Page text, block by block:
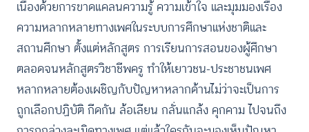
เนื่องด้วยการขาดแคลนความรู้ ความเข้าใจ และมุมมองเรื่อง
ความหลากหลายทางเพศในระบบการศึกษาแห่งชาติและ
สถานศึกษา ตั้งแต่หลักสูตร การเรียนการสอนของผู้ศึกษา
ตลอดจนหลักสูตรวิชาชีพครู ทำให้เยาวชน-ประชาชนเพศ
หลากหลายต้องเผชิญกับปัญหาหลากด้านไม่ว่าจะเป็นการ
ถูกเลือกปฏิบัติ กีดกัน ล้อเลียน กลั่นแกล้ง คุกคาม ไปจนถึง